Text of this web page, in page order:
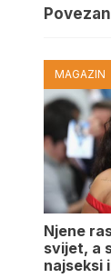
MAGAZIN
Njene
svijet, a
najseksi